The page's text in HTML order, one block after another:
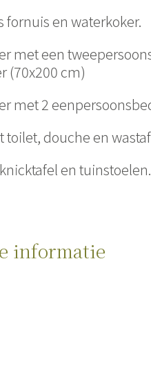
fornuis en waterkoker.
met een
(70x200 cm)
met 2
douche en
en tuinstoelen.
informatie